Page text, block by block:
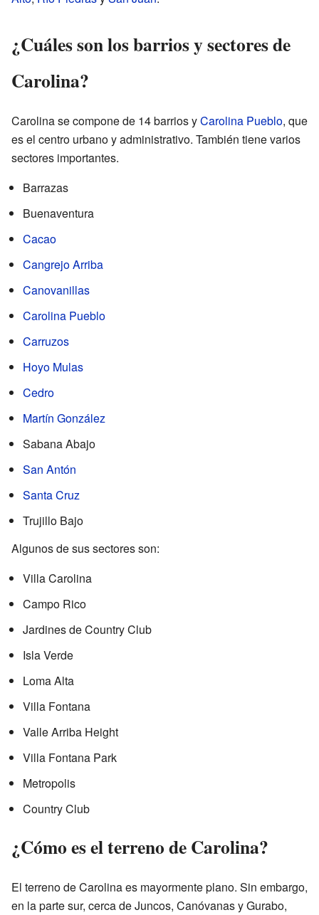
¿Cuáles son los barrios y sectores de
Carolina?
Carolina se compone de 14 barrios yCarolina Pueblo, que
es el centro urbano y administrativo. También tiene varios
sectores importantes.
Barrazas
Buenaventura
Cacao
Cangrejo Arriba
Canovanillas
Carolina Pueblo
Carruzos
Hoyo Mulas
Cedro
Martín González
Sabana Abajo
San Antón
Santa Cruz
Trujillo Bajo
Algunos de sus sectores son:
Villa Carolina
Campo Rico
Jardines de Country Club
Isla Verde
Loma Alta
Villa Fontana
Valle Arriba Height
Villa Fontana Park
Metropolis
Country Club
¿Cómo es el terreno de Carolina?
El terreno de Carolina es mayormente plano. Sin embargo,
en la parte sur, cerca de Juncos, Canóvanas y Gurabo,